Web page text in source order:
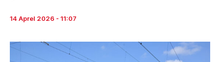
14 Aprel 2026 - 11:07